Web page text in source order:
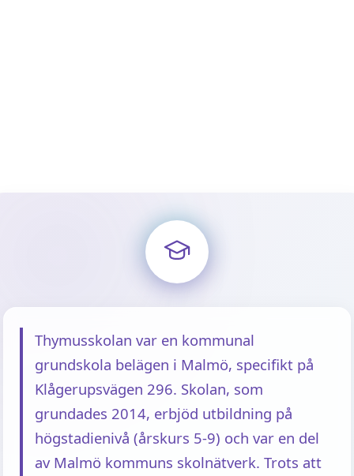
Thymusskolan var en kommunal
grundskola belägen i Malmö, specifikt på
Klågerupsvägen 296. Skolan, som
grundades 2014, erbjöd utbildning på
högstadienivå (årskurs 5-9) och var en del
av Malmö kommuns skolnätverk. Trots att